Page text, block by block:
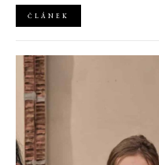
druhého a díky velkolepé
společnosti prostor zářit na
ČLÁNEK